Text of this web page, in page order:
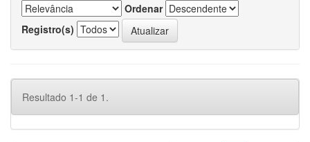
Ordenar
Registro(s)
Resultado 1-1 de 1.